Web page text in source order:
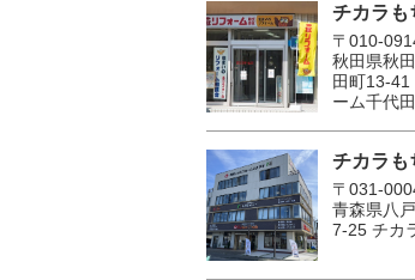
チカラも
〒010-
秋田県秋
田町13-41
ーム千代
チカラも
〒031-
青森県八
7-25 チカ